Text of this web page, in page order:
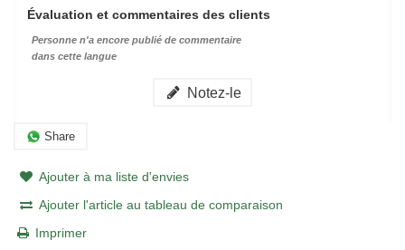
Évaluation et commentaires des clients
Personne n'a encore publié de commentaire
dans cette langue
Notez-le
Share
Ajouter à ma liste d'envies
Ajouter l'article au tableau de comparaison
Imprimer